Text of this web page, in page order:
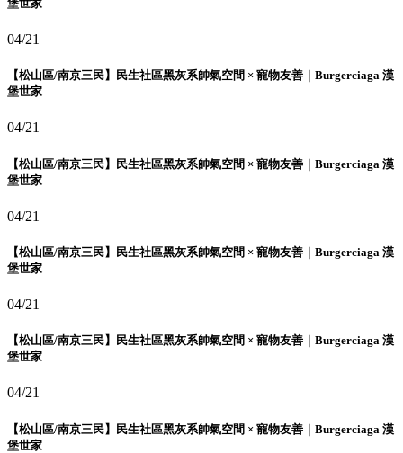
堡世家
04/21
【松山區/南京三民】民生社區黑灰系帥氣空間 × 寵物友善｜Burgerciaga 漢
堡世家
04/21
【松山區/南京三民】民生社區黑灰系帥氣空間 × 寵物友善｜Burgerciaga 漢
堡世家
04/21
【松山區/南京三民】民生社區黑灰系帥氣空間 × 寵物友善｜Burgerciaga 漢
堡世家
04/21
【松山區/南京三民】民生社區黑灰系帥氣空間 × 寵物友善｜Burgerciaga 漢
堡世家
04/21
【松山區/南京三民】民生社區黑灰系帥氣空間 × 寵物友善｜Burgerciaga 漢
堡世家